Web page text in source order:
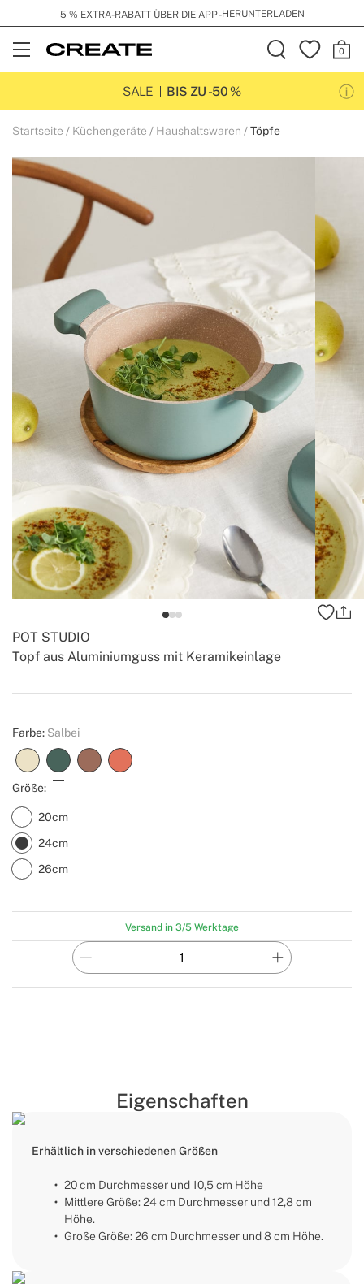
5 % EXTRA-RABATT ÜBER DIE APP -HERUNTERLADEN
Open
Menu
SALE
BIS ZU -50 %
Startseite Küchengeräte Haushaltswaren Töpfe
Topf aus Aluminiumguss mit Keramikeinlage
POT STUDIO
Create
Farbe: Salbei
Größe:
20cm
24cm
26cm
Versand in 3/5 Werktage
Eigenschaften
Erhältlich in verschiedenen Größen
20 cm Durchmesser und 10,5 cm Höhe
Mittlere Größe: 24 cm Durchmesser und 12,8 cm
Höhe.
Große Größe: 26 cm Durchmesser und 8 cm Höhe.